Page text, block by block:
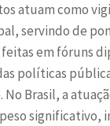
atuam como
servindo de
feitas em fóruns
políticas
No Brasil, a
significativo,